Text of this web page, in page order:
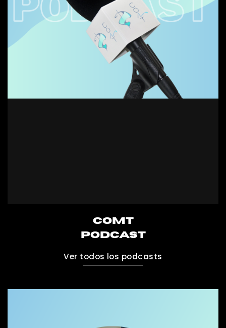
COMT
PODCAST
Ver todos los podcasts